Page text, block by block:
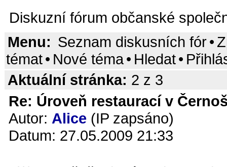
Diskuzní fórum občanské
Menu: Seznam diskusních fór•
témat• Nové téma• Hledat•
Aktuální stránka: 2 z 3
Re: Úroveň restaurací v
Autor: Alice (IP zapsáno)
Datum: 27.05.2009 21:33